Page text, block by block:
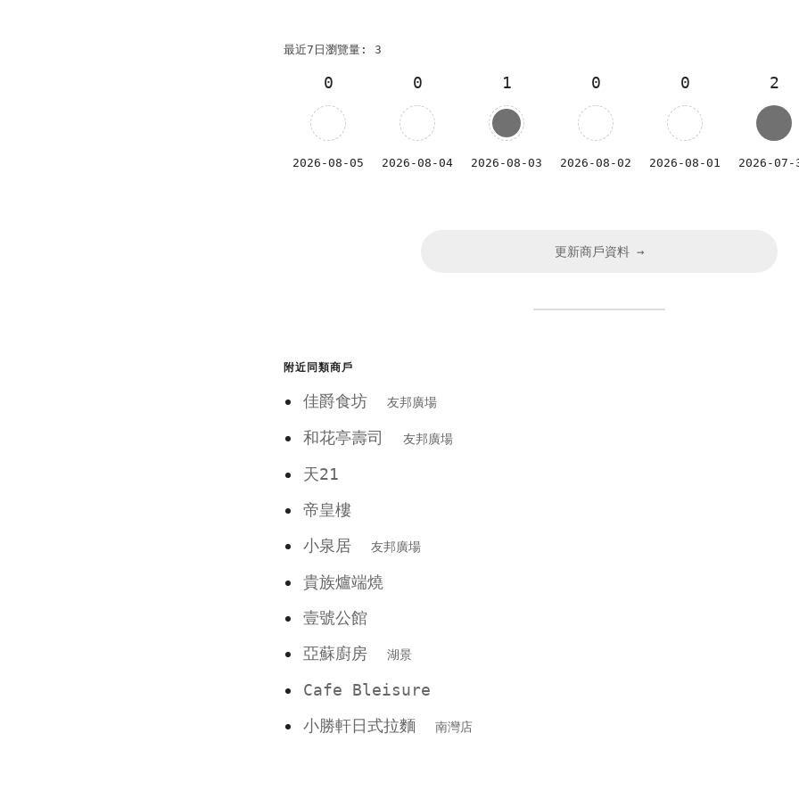
最近7日瀏覽量: 3
0
2026-08-05
0
2026-08-04
1
2026-08-03
0
2026-08-02
0
2026-08-01
2
2026-07-
更新商戶資料 →
附近同類商戶
佳爵食坊 友邦廣場
和花亭壽司 友邦廣場
天21
帝皇樓
小泉居
友邦廣場
貴族爐端燒
壹號公館
亞蘇廚房
湖景
Cafe Bleisure
小勝軒日式拉麵
南灣店